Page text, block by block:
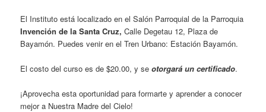
El Instituto está localizado en el Salón Parroquial de la Parroquia
Invención de la Santa Cruz,Calle Degetau 12, Plaza de
Bayamón. Puedes venir en el Tren Urbano: Estación Bayamón.
El costo del curso es de $20.00, y seotorgará un certificado.
¡Aprovecha esta oportunidad para formarte y aprender a conocer
mejor a Nuestra Madre del Cielo!